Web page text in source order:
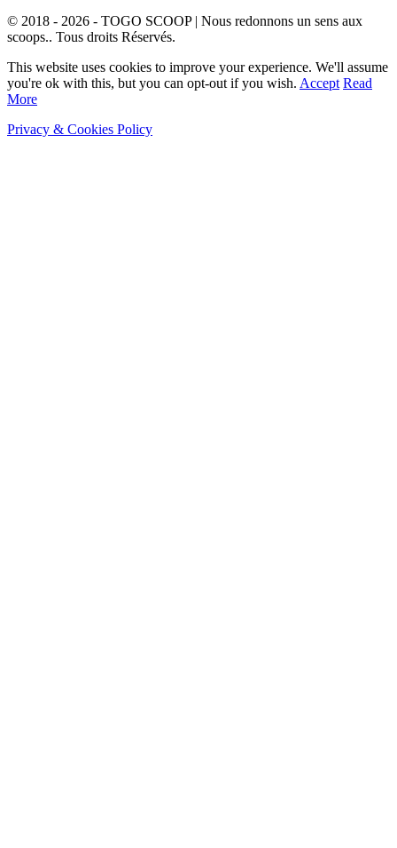
© 2018 - 2026 - TOGO SCOOP | Nous redonnons un sens aux
scoops.. Tous droits Réservés.
This website uses cookies to improve your experience. We'll assume
you're ok with this, but you can opt-out if you wish. Accept Read
More
Privacy & Cookies Policy